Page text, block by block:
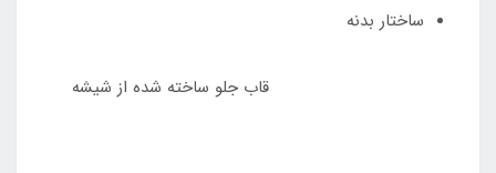
ساختار بدنه
قاب جلو ساخته شده از شیشه‌